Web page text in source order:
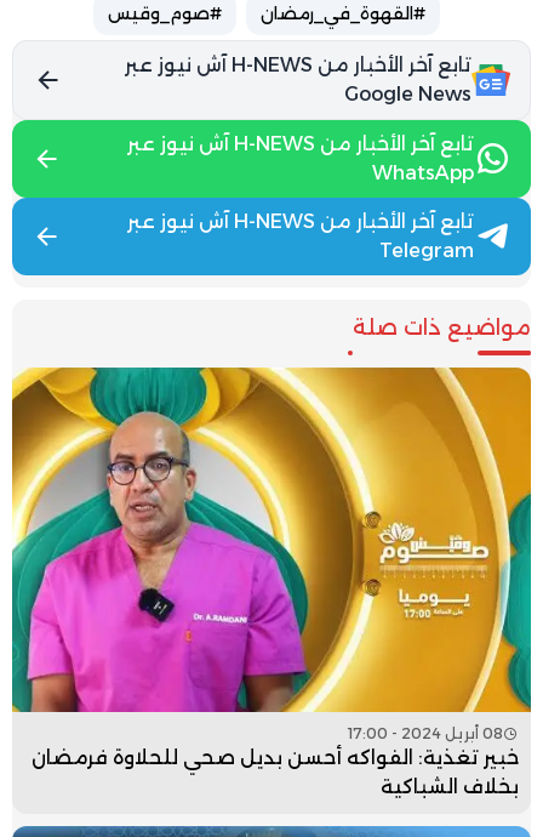
#القهوة_في_رمضان #صوم_وقيس
تابع آخر الأخبار من H-NEWS آش نيوز عبر
Google News
تابع آخر الأخبار من H-NEWS آش نيوز عبر
WhatsApp
تابع آخر الأخبار من H-NEWS آش نيوز عبر
Telegram
مواضيع ذات صلة
08 أبريل 2024 - 17:00
خبير تغذية: الفواكه أحسن بديل صحي للحلاوة فرمضان
بخلاف الشباكية